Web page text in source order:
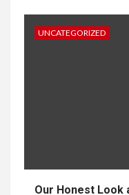
UNCATEGORIZED
Our Honest Look